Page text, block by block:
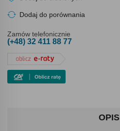
Dodaj do porównania
Zamów telefonicznie
(+48) 32 411 88 77
OPIS